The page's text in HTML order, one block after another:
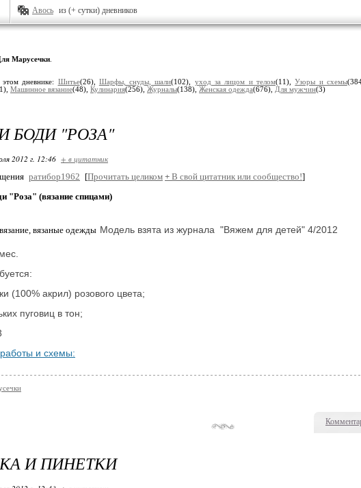
Авось из (+ сутки) дневников
Марусечки
дневнике: Шитье(26), Шарфы, снуды, шали(102), уход за лицом и телом(11),Узоры и схемы
Машинное вязание(48), Кулинария(256), Журналы(138), Женская одежда(676), Для мужчин(3)
БОДИ "РОЗА"
2012 г. 12:46 + в цитатник
ратибор1962 [Прочитать целиком + В свой цитатник или сообщество!]
"Роза" (вязание спицами)
Модель взята из журнала "Вяжем для детей" 4/2012
(100% акрил) розового цвета;
пуговиц в тон;
и схемы:
И ПИНЕТКИ